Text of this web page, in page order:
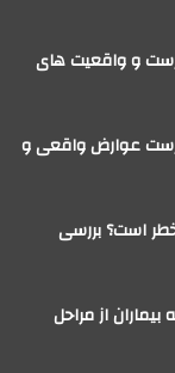
و واقعیت های
عوارض واقعی و
است؟ بررسی
از مراحل